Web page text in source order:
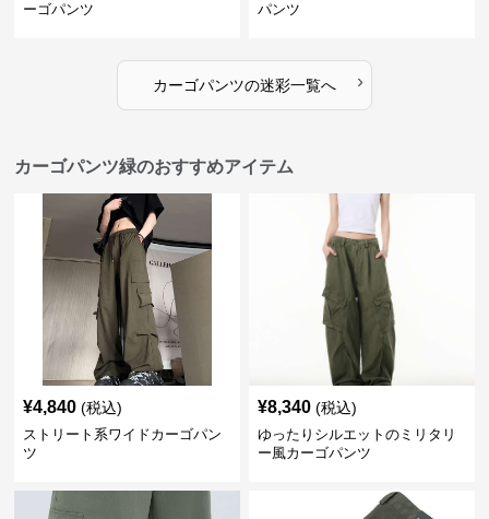
ーゴパンツ
パンツ
カーゴパンツの迷彩一覧へ ›
カーゴパンツ緑のおすすめアイテム
¥4,840 (税込)
ストリート系ワイドカーゴパン
ツ
¥8,340 (税込)
ゆったりシルエットのミリタリ
ー風カーゴパンツ